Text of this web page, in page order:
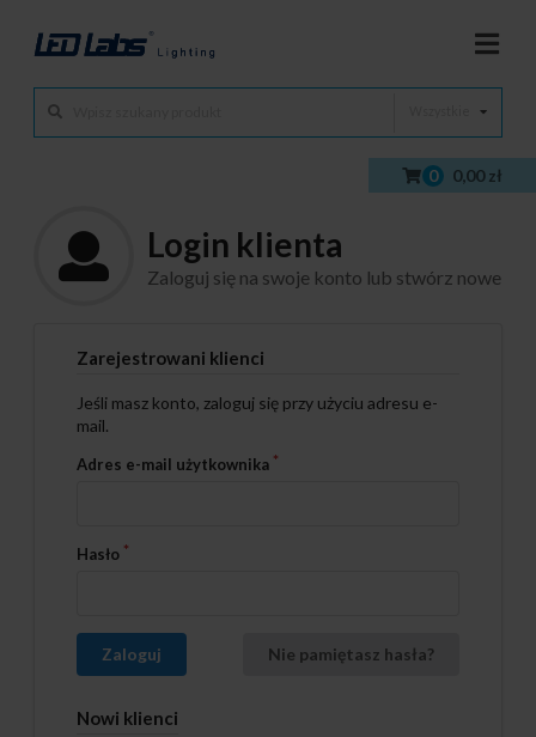
0 0,00 zł
Login klienta
Zaloguj się na swoje konto lub stwórz nowe
Zarejestrowani klienci
Jeśli masz konto, zaloguj się przy użyciu adresu e-
mail.
Adres e-mail użytkownika
Hasło
Zaloguj Nie pamiętasz hasła?
Nowi klienci